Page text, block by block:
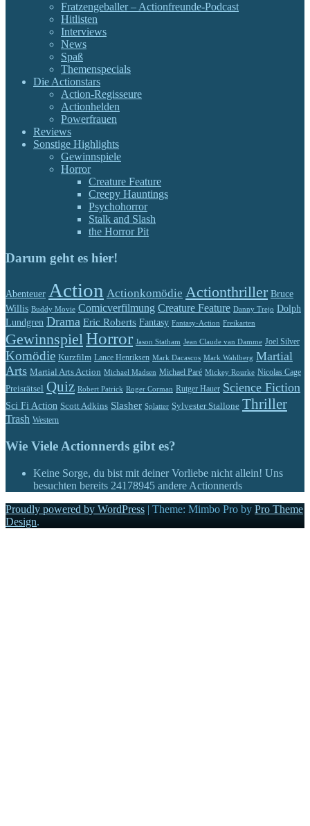
Fratzengeballer – Actionfreunde-Podcast
Hitlisten
Interviews
News
Spaß
Themenspecials
Die Actionstars
Action-Regisseure
Actionhelden
Powerfrauen
Reviews
Sonstige Highlights
Gewinnspiele
Horror
Creature Feature
Creepy Hauntings
Psychohorror
Stalk and Slash
the Horror Pit
Darum geht es hier!
Abenteuer Action Actionkomödie Actionthriller Bruce
Willis Buddy Movie Comicverfilmung Creature Feature Danny Trejo Dolph
Lundgren Drama Eric Roberts Fantasy Fantasy-Action Freikarten
GewinnspielHorror Jason Statham Jean Claude van Damme Joel Silver
Komödie Kurzfilm Lance Henriksen Mark Dacascos Mark Wahlberg Martial
Arts Martial Arts Action Michael Madsen Michael Paré Mickey Rourke Nicolas Cage
Preisrätsel Quiz Robert Patrick Roger Corman Rutger Hauer Science Fiction
Sci Fi Action Scott Adkins Slasher Splatter Sylvester Stallone Thriller
Trash Western
Wie Viele Actionnerds gibt es?
Keine Sorge, du bist mit deiner Vorliebe nicht allein! Uns
besuchten bereits 24178945 andere Actionnerds
Proudly powered by WordPress | Theme: Mimbo Pro by Pro Theme
Design.